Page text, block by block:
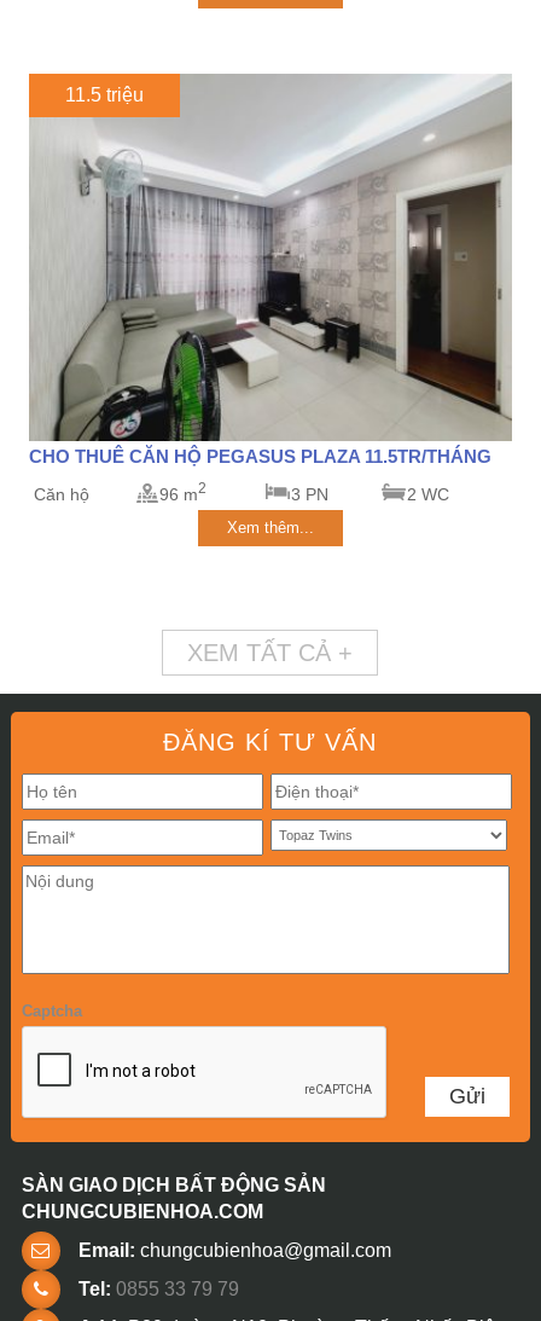
11.5 triệu
CHO THUÊ CĂN HỘ PEGASUS PLAZA 11.5TR/THÁNG
Căn hộ 96 m2 3 PN 2 WC
Xem thêm...
XEM TẤT CẢ +
ĐĂNG KÍ TƯ VẤN
Captcha
SÀN GIAO DỊCH BẤT ĐỘNG SẢN
CHUNGCUBIENHOA.COM
Email: chungcubienhoa@gmail.com
Tel: 0855 33 79 79